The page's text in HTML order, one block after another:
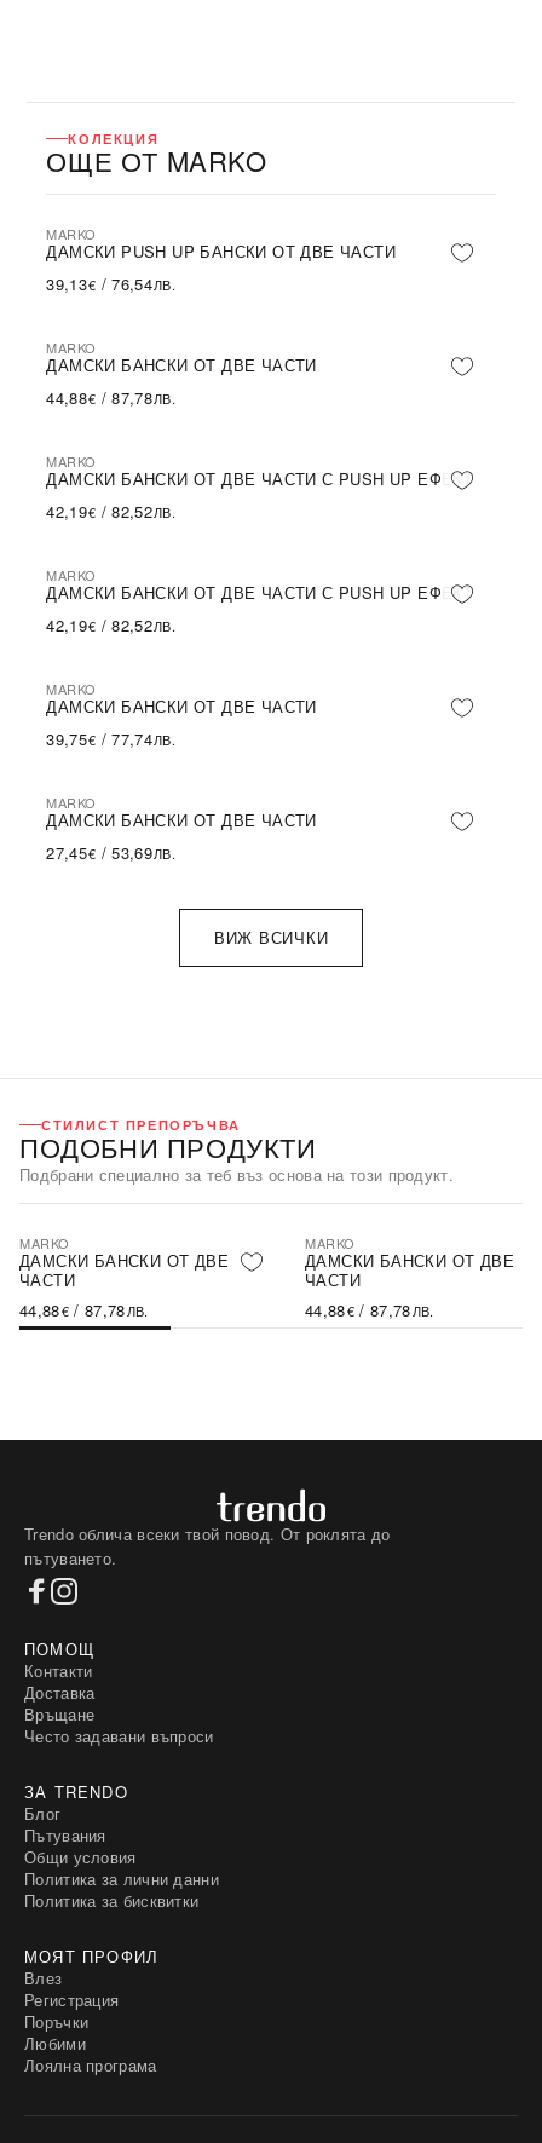
КОЛЕКЦИЯ
ОЩЕ ОТ MARKO
MARKO
ДАМСКИ PUSH UP БАНСКИ ОТ ДВЕ ЧАСТИ
39,13€ /76,54ЛВ.
MARKO
ДАМСКИ БАНСКИ ОТ ДВЕ ЧАСТИ
44,88€ /87,78ЛВ.
MARKO
ДАМСКИ БАНСКИ ОТ ДВЕ ЧАСТИ С PUSH UP ЕФЕКТ
42,19€ /82,52ЛВ.
MARKO
ДАМСКИ БАНСКИ ОТ ДВЕ ЧАСТИ С PUSH UP ЕФЕКТ
42,19€ /82,52ЛВ.
MARKO
ДАМСКИ БАНСКИ ОТ ДВЕ ЧАСТИ
39,75€ /77,74ЛВ.
MARKO
ДАМСКИ БАНСКИ ОТ ДВЕ ЧАСТИ
27,45€ /53,69ЛВ.
ВИЖ ВСИЧКИ
СТИЛИСТ ПРЕПОРЪЧВА
ПОДОБНИ ПРОДУКТИ
Подбрани специално за теб въз основа на този продукт.
MARKO
ДАМСКИ БАНСКИ ОТ ДВЕ
ЧАСТИ
44,88€/ 87,78ЛВ.
MARKO
ДАМСКИ БАНСКИ ОТ ДВЕ
ЧАСТИ
44,88€/ 87,78ЛВ.
Trendo облича всеки твой повод. От роклята до
пътуването.
ПОМОЩ
Контакти
Доставка
Връщане
Често задавани въпроси
ЗА TRENDO
Блог
Пътувания
Общи условия
Политика за лични данни
Политика за бисквитки
МОЯТ ПРОФИЛ
Влез
Регистрация
Поръчки
Любими
Лоялна програма